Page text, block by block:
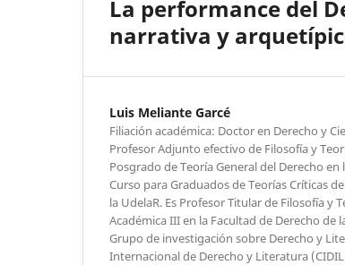
La performance del
narrativa y
Luis Meliante Garcé
Filiación académica: Doctor en Derecho y
Profesor Adjunto efectivo de Filosofía y
Posgrado de Teoría General del Derecho
Curso para Graduados de Teorías Críticas
la UdelaR. Es Profesor Titular de Filosofía y
Académica III en la Facultad de Derecho de
Grupo de investigación sobre Derecho y
Internacional de Derecho y Literatura